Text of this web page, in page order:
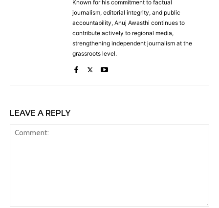
Known for his commitment to factual
journalism, editorial integrity, and public
accountability, Anuj Awasthi continues to
contribute actively to regional media,
strengthening independent journalism at the
grassroots level.
LEAVE A REPLY